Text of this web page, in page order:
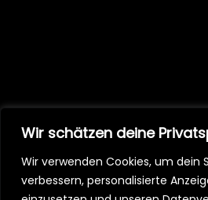
Wir schätzen deine
Wir verwenden Cookies, um dein
verbessern, personalisierte